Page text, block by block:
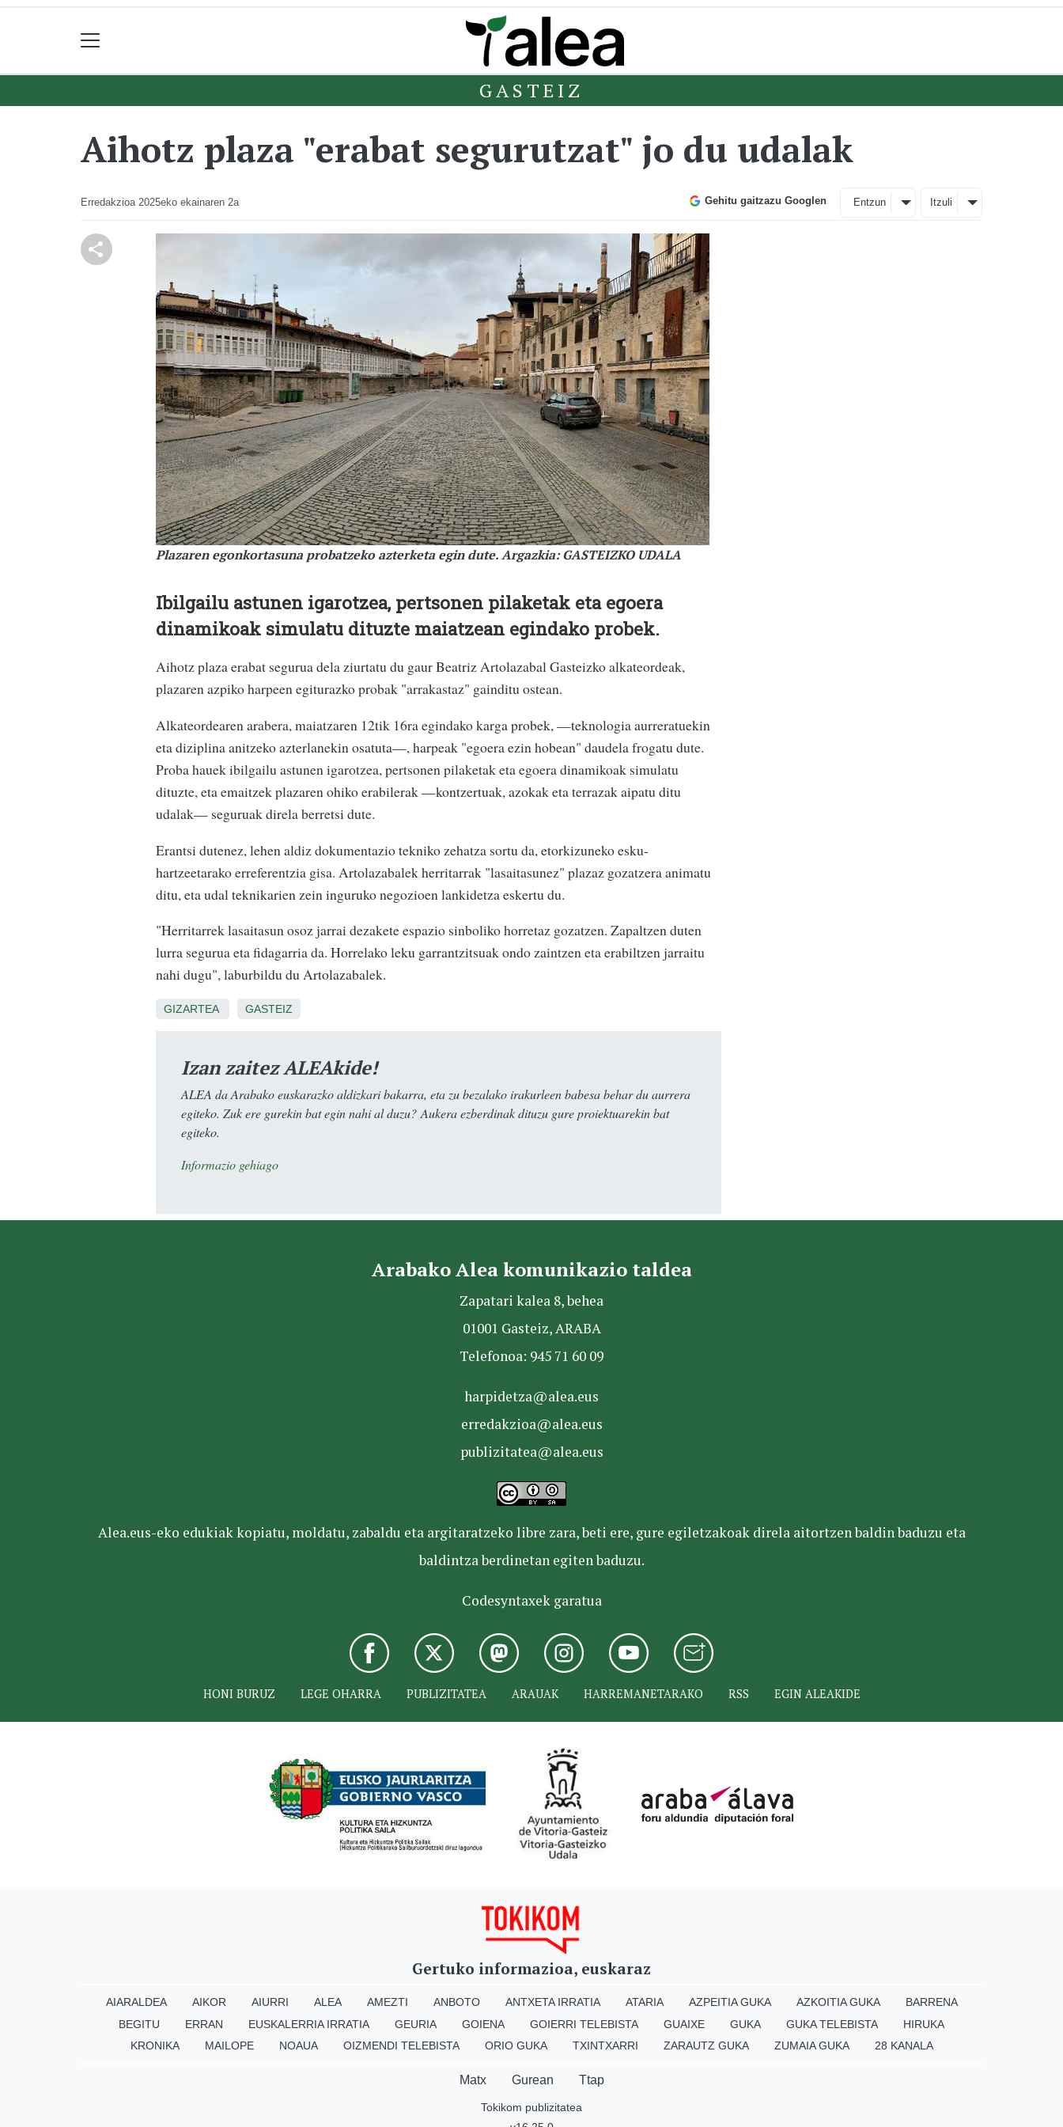
GASTEIZ
Aihotz plaza "erabat segurutzat" jo du udalak
Erredakzioa 2025eko ekainaren 2a Gehitu gaitzazu Googlen Entzun Itzuli
Plazaren egonkortasuna probatzeko azterketa egin dute. Argazkia: GASTEIZKO UDALA
Ibilgailu astunen igarotzea, pertsonen pilaketak eta egoera
dinamikoak simulatu dituzte maiatzean egindako probek.
Aihotz plaza erabat segurua dela ziurtatu du gaur Beatriz Artolazabal Gasteizko alkateordeak,
plazaren azpiko harpeen egiturazko probak "arrakastaz" gainditu ostean.
Alkateordearen arabera, maiatzaren 12tik 16ra egindako karga probek, —teknologia aurreratuekin
eta diziplina anitzeko azterlanekin osatuta—, harpeak "egoera ezin hobean" daudela frogatu dute.
Proba hauek ibilgailu astunen igarotzea, pertsonen pilaketak eta egoera dinamikoak simulatu
dituzte, eta emaitzek plazaren ohiko erabilerak —kontzertuak, azokak eta terrazak aipatu ditu
udalak— seguruak direla berretsi dute.
Erantsi dutenez, lehen aldiz dokumentazio tekniko zehatza sortu da, etorkizuneko esku-
hartzeetarako erreferentzia gisa. Artolazabalek herritarrak "lasaitasunez" plazaz gozatzera animatu
ditu, eta udal teknikarien zein inguruko negozioen lankidetza eskertu du.
"Herritarrek lasaitasun osoz jarrai dezakete espazio sinboliko horretaz gozatzen. Zapaltzen duten
lurra segurua eta fidagarria da. Horrelako leku garrantzitsuak ondo zaintzen eta erabiltzen jarraitu
nahi dugu", laburbildu du Artolazabalek.
GIZARTEA GASTEIZ
Izan zaitez ALEAkide!
ALEA da Arabako euskarazko aldizkari bakarra, eta zu bezalako irakurleen babesa behar du aurrera
egiteko. Zuk ere gurekin bat egin nahi al duzu? Aukera ezberdinak dituzu gure proiektuarekin bat
egiteko.
Informazio gehiago
Arabako Alea komunikazio taldea
Zapatari kalea 8, behea
01001 Gasteiz, ARABA
Telefonoa: 945 71 60 09
harpidetza@alea.eus
erredakzioa@alea.eus
publizitatea@alea.eus
Alea.eus-eko edukiak kopiatu, moldatu, zabaldu eta argitaratzeko libre zara, beti ere, gure egiletzakoak direla aitortzen baldin baduzu eta
baldintza berdinetan egiten baduzu.
Codesyntaxek garatua
HONI BURUZ LEGE OHARRA PUBLIZITATEA ARAUAK HARREMANETARAKO RSS EGIN ALEAKIDE
Gertuko informazioa, euskaraz
AIARALDEA AIKOR AIURRI ALEA AMEZTI ANBOTO ANTXETA IRRATIA ATARIA AZPEITIA GUKA AZKOITIA GUKA
BARRENA
BEGITU
ERRAN EUSKALERRIA IRRATIA GEURIA GOIENA GOIERRI TELEBISTA GUAIXE GUKA GUKA TELEBISTA
HIRUKA
KRONIKA
MAILOPE NOAUA OIZMENDI TELEBISTA ORIO GUKA TXINTXARRI ZARAUTZ GUKA ZUMAIA GUKA 28 KANALA
Matx Gurean Ttap
Tokikom publizitatea